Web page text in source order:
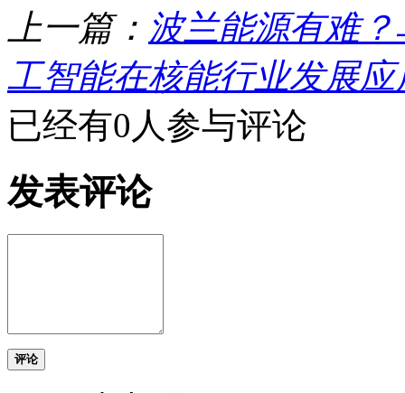
上一篇： 波兰能源有难
工智能在核能行业发展应
已经有0人参与评论
发表评论
评论